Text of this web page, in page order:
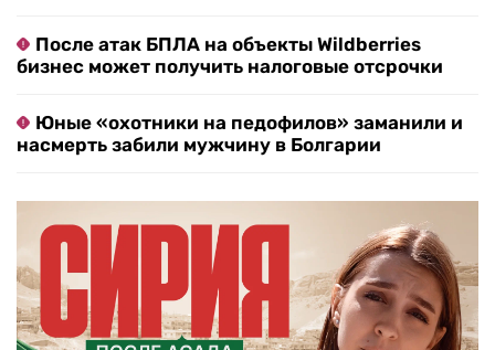
После атак БПЛА на объекты Wildberries
бизнес может получить налоговые отсрочки
Юные «охотники на педофилов» заманили и
насмерть забили мужчину в Болгарии